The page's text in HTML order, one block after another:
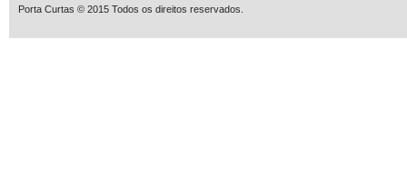
Porta Curtas © 2015 Todos os direitos reservados.